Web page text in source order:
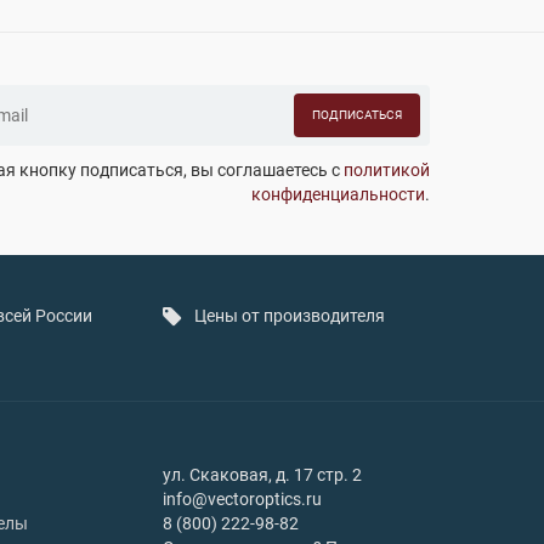
ПОДПИСАТЬСЯ
кнопку подписаться, вы соглашаетесь с политикой
конфиденциальности.
России Цены от производителя
ул. Скаковая, д. 17 стр. 2
info@vectoroptics.ru
8 (800) 222-98-82